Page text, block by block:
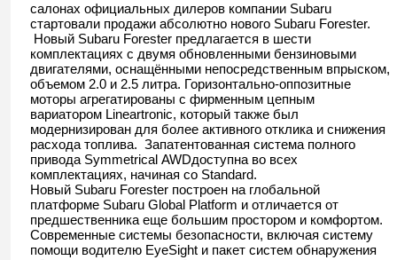
салонах официальных дилеров компании Subaru
стартовали продажи абсолютно нового Subaru Forester.
Новый Subaru Forester предлагается в шести
комплектациях с двумя обновленными бензиновыми
двигателями, оснащёнными непосредственным впрыском,
объемом 2.0 и 2.5 литра. Горизонтально-оппозитные
моторы агрегатированы с фирменным цепным
вариатором Lineartronic, который также был
модернизирован для более активного отклика и снижения
расхода топлива. Запатентованная система полного
привода Symmetrical AWDдоступна во всех
комплектациях, начиная со Standard.
Новый Subaru Forester построен на глобальной
платформе Subaru Global Platform и отличается от
предшественника еще большим простором и комфортом.
Современные системы безопасности, включая систему
помощи водителю EyeSight и пакет систем обнаружения